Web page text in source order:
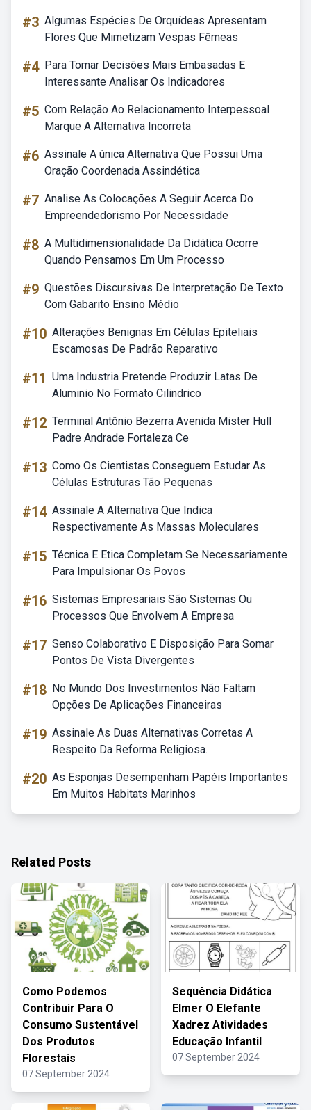
#3 Algumas Espécies De Orquídeas Apresentam
Flores Que Mimetizam Vespas Fêmeas
#4 Para Tomar Decisões Mais Embasadas E
Interessante Analisar Os Indicadores
#5 Com Relação Ao Relacionamento Interpessoal
Marque A Alternativa Incorreta
#6 Assinale A única Alternativa Que Possui Uma
Oração Coordenada Assindética
#7 Analise As Colocações A Seguir Acerca Do
Empreendedorismo Por Necessidade
#8 A Multidimensionalidade Da Didática Ocorre
Quando Pensamos Em Um Processo
#9 Questões Discursivas De Interpretação De Texto
Com Gabarito Ensino Médio
#10 Alterações Benignas Em Células Epiteliais
Escamosas De Padrão Reparativo
#11 Uma Industria Pretende Produzir Latas De
Aluminio No Formato Cilindrico
#12 Terminal Antônio Bezerra Avenida Mister Hull
Padre Andrade Fortaleza Ce
#13 Como Os Cientistas Conseguem Estudar As
Células Estruturas Tão Pequenas
#14 Assinale A Alternativa Que Indica
Respectivamente As Massas Moleculares
#15 Técnica E Etica Completam Se Necessariamente
Para Impulsionar Os Povos
#16 Sistemas Empresariais São Sistemas Ou
Processos Que Envolvem A Empresa
#17 Senso Colaborativo E Disposição Para Somar
Pontos De Vista Divergentes
#18 No Mundo Dos Investimentos Não Faltam
Opções De Aplicações Financeiras
#19 Assinale As Duas Alternativas Corretas A
Respeito Da Reforma Religiosa.
#20 As Esponjas Desempenham Papéis Importantes
Em Muitos Habitats Marinhos
Related Posts
Como Podemos
Contribuir Para O
Consumo Sustentável
Dos Produtos
Florestais
07 September 2024
Sequência Didática
Elmer O Elefante
Xadrez Atividades
Educação Infantil
07 September 2024